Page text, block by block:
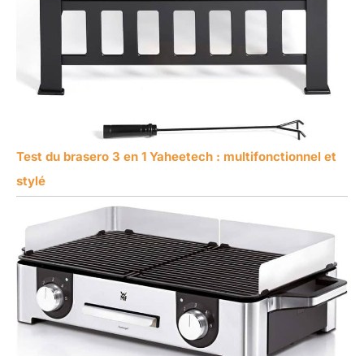
Test du brasero 3 en 1 Yaheetech : multifonctionnel et
stylé